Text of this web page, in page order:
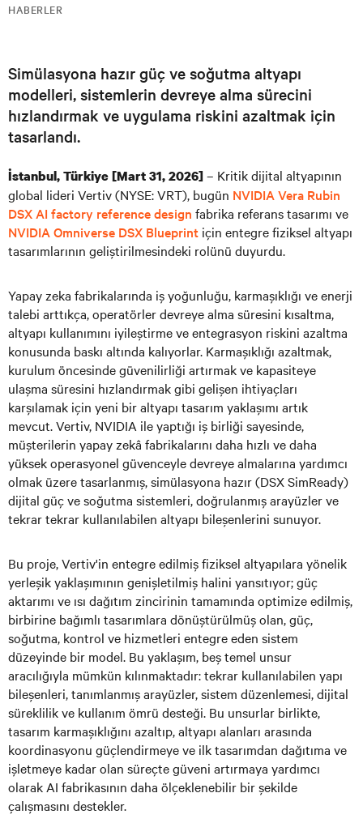
HABERLER
Simülasyona hazır güç ve soğutma altyapı
modelleri, sistemlerin devreye alma sürecini
hızlandırmak ve uygulama riskini azaltmak için
tasarlandı.
İstanbul, Türkiye [Mart 31, 2026]– Kritik dijital altyapının
global lideri Vertiv (NYSE: VRT), bugün NVIDIA Vera Rubin
DSX AI factory reference design fabrika referans tasarımı ve
NVIDIA Omniverse DSX Blueprint için entegre fiziksel altyapı
tasarımlarının geliştirilmesindeki rolünü duyurdu.
Yapay zeka fabrikalarında iş yoğunluğu, karmaşıklığı ve enerji
talebi arttıkça, operatörler devreye alma süresini kısaltma,
altyapı kullanımını iyileştirme ve entegrasyon riskini azaltma
konusunda baskı altında kalıyorlar. Karmaşıklığı azaltmak,
kurulum öncesinde güvenilirliği artırmak ve kapasiteye
ulaşma süresini hızlandırmak gibi gelişen ihtiyaçları
karşılamak için yeni bir altyapı tasarım yaklaşımı artık
mevcut. Vertiv, NVIDIA ile yaptığı iş birliği sayesinde,
müşterilerin yapay zekâ fabrikalarını daha hızlı ve daha
yüksek operasyonel güvenceyle devreye almalarına yardımcı
olmak üzere tasarlanmış, simülasyona hazır (DSX SimReady)
dijital güç ve soğutma sistemleri, doğrulanmış arayüzler ve
tekrar tekrar kullanılabilen altyapı bileşenlerini sunuyor.
Bu proje, Vertiv'in entegre edilmiş fiziksel altyapılara yönelik
yerleşik yaklaşımının genişletilmiş halini yansıtıyor; güç
aktarımı ve ısı dağıtım zincirinin tamamında optimize edilmiş,
birbirine bağımlı tasarımlara dönüştürülmüş olan, güç,
soğutma, kontrol ve hizmetleri entegre eden sistem
düzeyinde bir model. Bu yaklaşım, beş temel unsur
aracılığıyla mümkün kılınmaktadır: tekrar kullanılabilen yapı
bileşenleri, tanımlanmış arayüzler, sistem düzenlemesi, dijital
süreklilik ve kullanım ömrü desteği. Bu unsurlar birlikte,
tasarım karmaşıklığını azaltıp, altyapı alanları arasında
koordinasyonu güçlendirmeye ve ilk tasarımdan dağıtıma ve
işletmeye kadar olan süreçte güveni artırmaya yardımcı
olarak AI fabrikasının daha ölçeklenebilir bir şekilde
çalışmasını destekler.